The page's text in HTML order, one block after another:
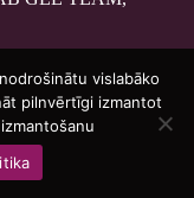
vislabāko
pilnvērtīgi izmantot